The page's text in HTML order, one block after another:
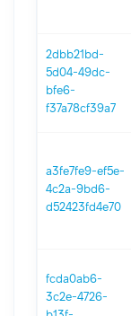
2dbb21bd-
5d04-49dc-
bfe6-
f37a78cf39a7
a3fe7fe9-ef5e-
4c2a-9bd6-
d52423fd4e70
fcda0ab6-
3c2e-4726-